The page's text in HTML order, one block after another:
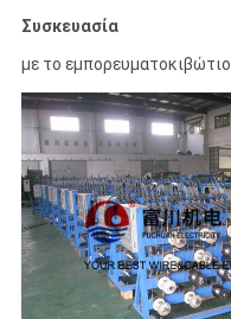
Συσκευασία
με το εμπορευματοκιβώτιο